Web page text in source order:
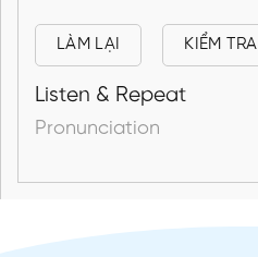
LÀM LẠI KIỂM TRA
Listen & Repeat
Pronunciation